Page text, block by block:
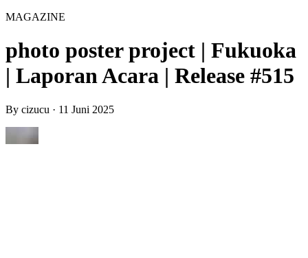
MAGAZINE
photo poster project | Fukuoka
| Laporan Acara | Release #515
By cizucu · 11 Juni 2025